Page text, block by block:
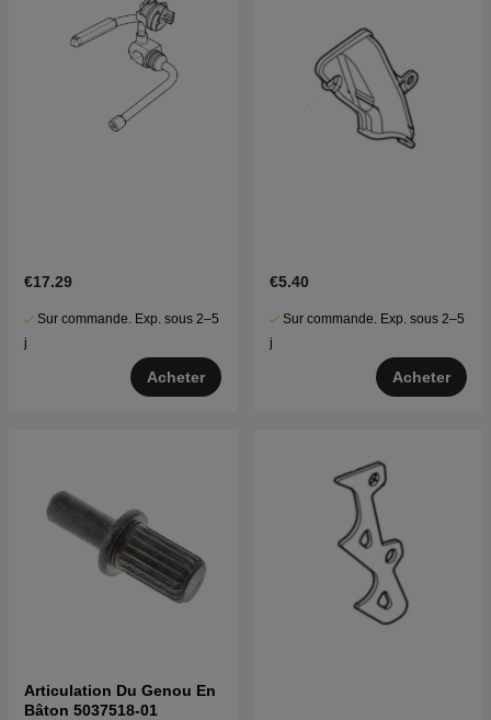
€17.29
Sur commande. Exp. sous 2–5
j
Acheter
€5.40
Sur commande. Exp. sous 2–5
j
Acheter
Articulation Du Genou En
Bâton 5037518-01